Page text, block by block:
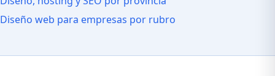
Diseño web para empresas por rubro